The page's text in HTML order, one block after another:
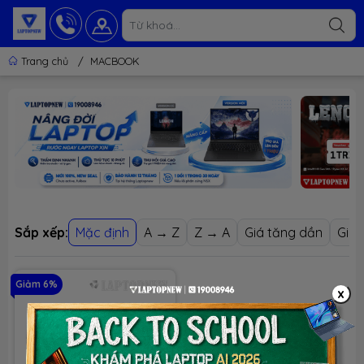
Trang chủ / MACBOOK
Sắp xếp: Mặc định A → Z Z → A Giá tăng dần Giá
Giảm 6%
x